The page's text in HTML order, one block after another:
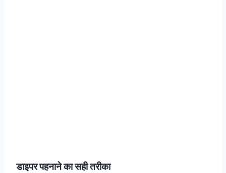
डाइपर पहनाने का सही तरीका